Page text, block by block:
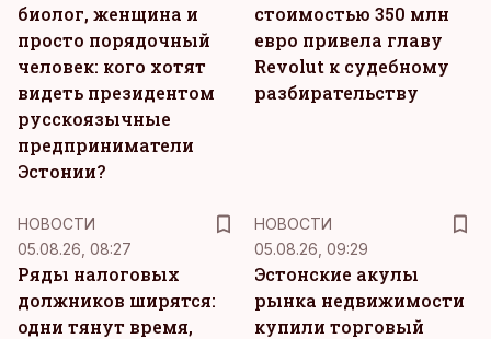
биолог, женщина и
просто порядочный
человек: кого хотят
видеть президентом
русскоязычные
предприниматели
Эстонии?
стоимостью 350 млн
евро привела главу
Revolut к судебному
разбирательству
НОВОСТИ
05.08.26, 08:27
Ряды налоговых
должников ширятся:
одни тянут время,
НОВОСТИ
05.08.26, 09:29
Эстонские акулы
рынка недвижимости
купили торговый